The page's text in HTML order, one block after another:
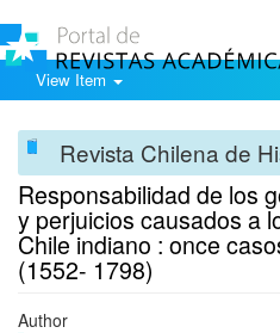
View Item
Revista Chilena de
Responsabilidad de los
y perjuicios causados a
Chile indiano : once
(1552- 1798)
Author